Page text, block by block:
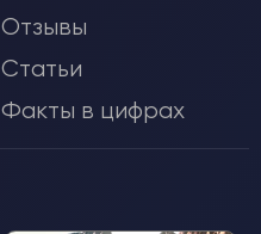
Отзывы
Статьи
Факты в цифрах